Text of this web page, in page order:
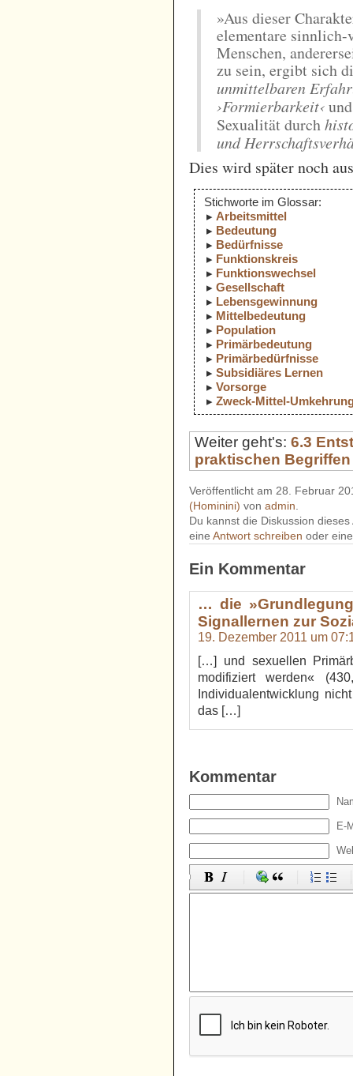
»Aus dieser
elementare sinnlich-
Menschen,
zu sein, ergibt sich
unmittelbaren
›Formierbarkeit‹
Sexualität durch
und
Dies wird später noch
Stichworte im Glossar:
Arbeitsmittel
Bedeutung
Bedürfnisse
Funktionskreis
Funktionswechsel
Gesellschaft
Lebensgewinnung
Mittelbedeutung
Population
Primärbedeutung
Primärbedürfnisse
Subsidiäres Lernen
Vorsorge
Zweck-Mittel-
Weiter geht's:6.3
praktischen Begriffen
Veröffentlicht am 28. Februar
(Hominini) vonadmin
Du kannst die Diskussion
eineAntwort schreiben oder
Ein Kommentar
… die
Signallernen zur
19. Dezember 2011 um
[…] und sexuellen
modifiziert werden«
Individualentwicklung
das […]
Kommentar
E-